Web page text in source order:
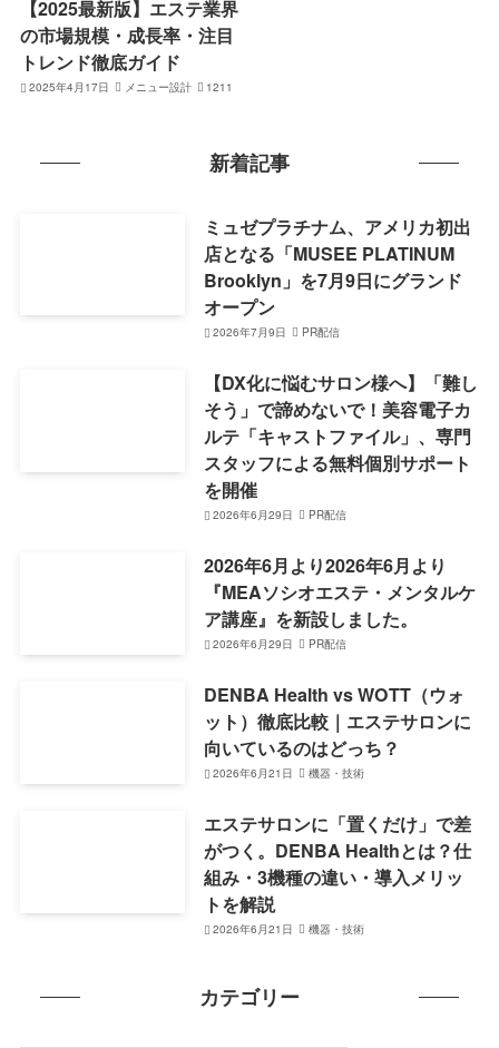
【2025最新版】エステ業界
の市場規模・成長率・注目
トレンド徹底ガイド
2025年4月17日 メニュー設計 1211
新着記事
ミュゼプラチナム、アメリカ初出
店となる「MUSEE PLATINUM
Brooklyn」を7月9日にグランド
オープン
2026年7月9日 PR配信
【DX化に悩むサロン様へ】「難し
そう」で諦めないで！美容電子カ
ルテ「キャストファイル」、専門
スタッフによる無料個別サポート
を開催
2026年6月29日 PR配信
2026年6月より2026年6月より
『MEAソシオエステ・メンタルケ
ア講座』を新設しました。
2026年6月29日 PR配信
DENBA Health vs WOTT（ウォ
ット）徹底比較｜エステサロンに
向いているのはどっち？
2026年6月21日 機器・技術
エステサロンに「置くだけ」で差
がつく。DENBA Healthとは？仕
組み・3機種の違い・導入メリッ
トを解説
2026年6月21日 機器・技術
カテゴリー